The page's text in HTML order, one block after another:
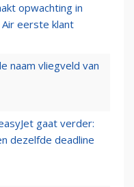
opwachting in
Air eerste klant
naam vliegveld van
gaat verder:
dezelfde deadline